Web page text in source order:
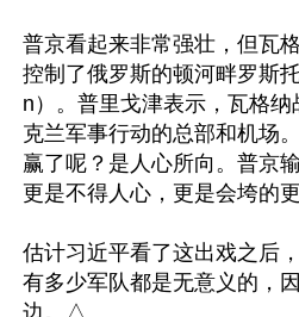
普京看起来非常强壮，但瓦
控制了俄罗斯的顿河畔罗斯
n）。普里戈津表示，瓦格
克兰军事行动的总部和机场
赢了呢？是人心所向。普京
更是不得人心，更是会垮的更
估计习近平看了这出戏之后
有多少军队都是无意义的，
边。△